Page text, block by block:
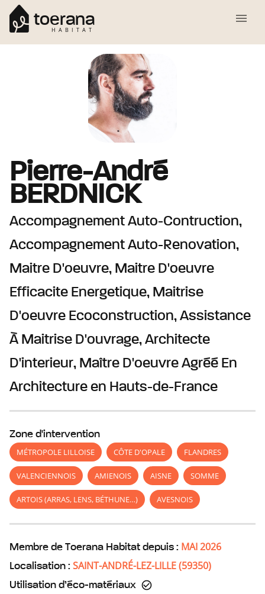
toerana
HABITAT
Pierre-André
BERDNICK
Accompagnement Auto-Contruction,
Accompagnement Auto-Renovation,
Maitre D'oeuvre, Maitre D'oeuvre
Efficacite Energetique, Maitrise
D'oeuvre Ecoconstruction, Assistance
À Maitrise D'ouvrage, Architecte
D'interieur, Maître D'oeuvre Agréé En
Architecture en Hauts-de-France
Zone d'intervention
MÉTROPOLE LILLOISE
CÔTE D'OPALE FLANDRES
VALENCIENNOIS AMIENOIS AISNE SOMME
ARTOIS (ARRAS, LENS, BÉTHUNE…) AVESNOIS
Membre de Toerana Habitat depuis : MAI 2026
Localisation : SAINT-ANDRÉ-LEZ-LILLE(59350)
Utilisation d’éco-matériaux